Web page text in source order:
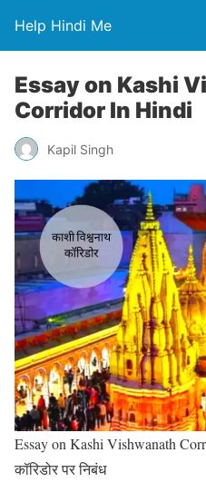
Help Hindi Me
Essay on Kashi
Corridor In Hindi
Kapil Singh
Essay on Kashi Vishwanath
कॉरिडोर पर निबंध